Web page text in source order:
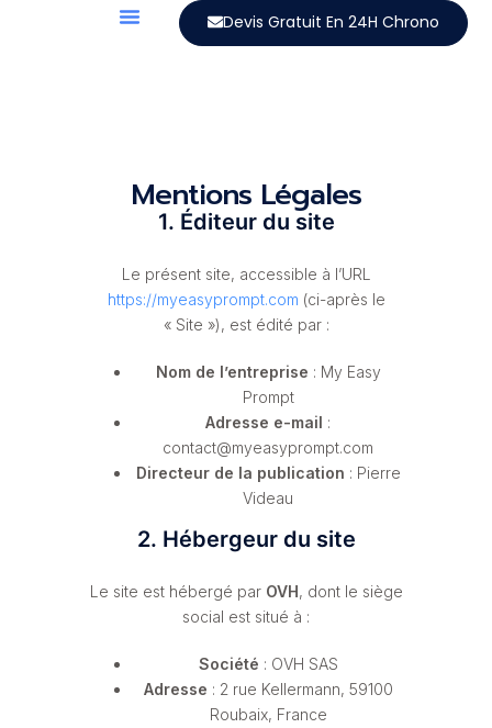
Devis Gratuit En 24H Chrono
Mentions Légales
1. Éditeur du site
Le présent site, accessible à l’URL
https://myeasyprompt.com (ci-après le
« Site »), est édité par :
Nom de l’entreprise : My Easy
Prompt
Adresse e-mail :
contact@myeasyprompt.com
Directeur de la publication : Pierre
Videau
2. Hébergeur du site
Le site est hébergé par OVH, dont le siège
social est situé à :
Société : OVH SAS
Adresse : 2 rue Kellermann, 59100
Roubaix, France